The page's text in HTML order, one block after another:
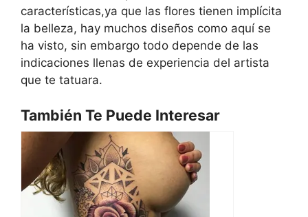
características,ya que las flores tienen implícita
la belleza, hay muchos diseños como aquí se
ha visto, sin embargo todo depende de las
indicaciones llenas de experiencia del artista
que te tatuara.
También Te Puede Interesar